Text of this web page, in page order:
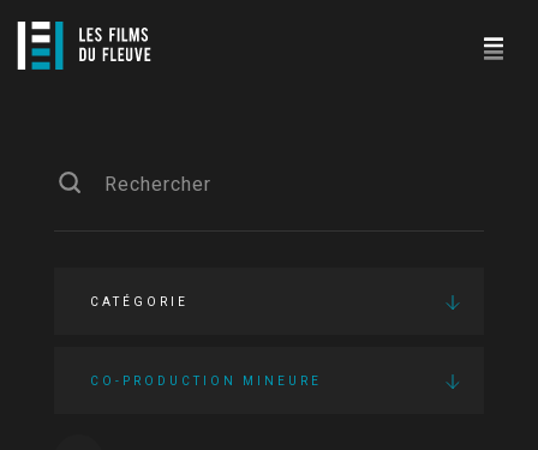
CATÉGORIE
CO-PRODUCTION MINEURE